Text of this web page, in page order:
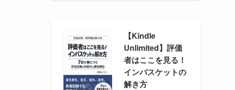
【Kindle
Unlimited】評価
者はここを見る！
インバスケットの
解き方